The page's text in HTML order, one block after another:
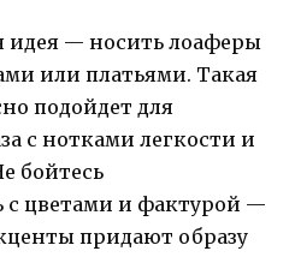
идея — носить лоаферы
или платьями. Такая
подойдет для
с нотками легкости и
бойтесь
с цветами и фактурой —
придают образу